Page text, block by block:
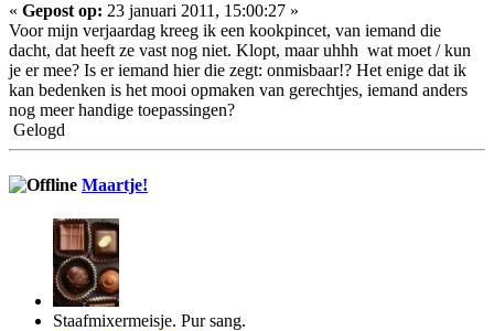
« Gepost op: 23 januari 2011, 15:00:27 »
Voor mijn verjaardag kreeg ik een kookpincet, van iemand die
dacht, dat heeft ze vast nog niet. Klopt, maar uhhh wat moet / kun
je er mee? Is er iemand hier die zegt: onmisbaar!? Het enige dat ik
kan bedenken is het mooi opmaken van gerechtjes, iemand anders
nog meer handige toepassingen?
Gelogd
Maartje!
Staafmixermeisje. Pur sang.